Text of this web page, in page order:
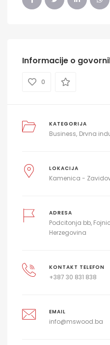
Informacije o
0
KATEGORIJA
Business Drvna
LOKACIJA
Kamenica -
ADRESA
Podcitonja bb,
Herzegovina
KONTAKT TELEFON
+387 30 831 838
EMAIL
info@mswood.ba